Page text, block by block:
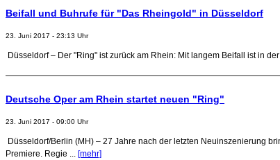
Beifall und Buhrufe für "Das Rheingold" in Düsseldorf
23. Juni 2017 - 23:13 Uhr
Düsseldorf – Der "Ring" ist zurück am Rhein: Mit langem Beifall ist in
Deutsche Oper am Rhein startet neuen "Ring"
23. Juni 2017 - 09:00 Uhr
Düsseldorf/Berlin (MH) – 27 Jahre nach der letzten Neuinszenierung
Premiere. Regie ... [mehr]